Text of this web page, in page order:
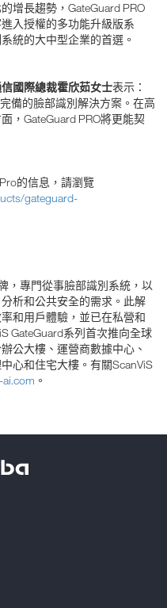
增長趨勢，GateGuard PRO
入授權的多功能升級版系
統的大中型企業的首選。
國際總裁霍欣茹女士表示：
備的臉部識別解決方案。在高
，GateGuard PRO將更能契
的信息，請瀏覽
gateguard-
，專門從事臉部識別系統，以
析和公共安全的需求。此解
和用戶體驗，並已在私營和
GateGuard系列首次推向全球
公大樓、運營商數據中心、
心和住宅大樓。有關ScanViS
。